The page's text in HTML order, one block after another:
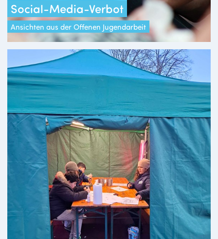
Social-Media-Verbot
Ansichten aus der Offenen Jugendarbeit